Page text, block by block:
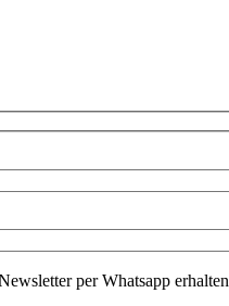
per Whatsapp erhalten